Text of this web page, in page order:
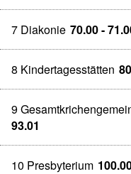
7 Diakonie 70.00 -
8 Kindertagesstätten
9
93.01
10 Presbyterium